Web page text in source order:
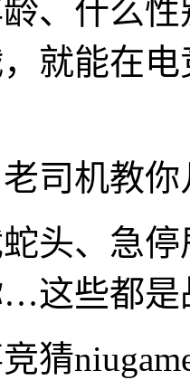
、什么
就能在
老司机教
头、急
这些都是
猜